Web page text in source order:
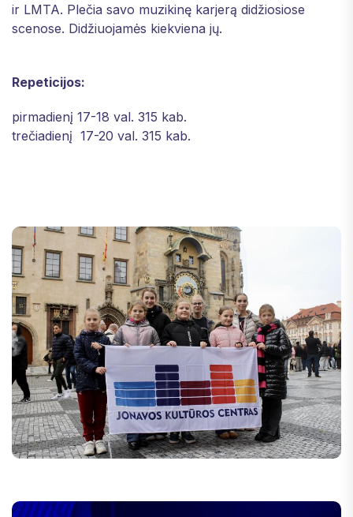
ir LMTA. Plečia savo muzikinę karjerą didžiosiose
scenose. Didžiuojamės kiekviena jų.
Repeticijos:
pirmadienį 17-18 val. 315 kab.
trečiadienį 17-20 val. 315 kab.